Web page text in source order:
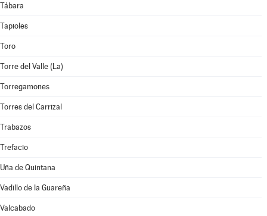
Tábara
Tapioles
Toro
Torre del Valle (La)
Torregamones
Torres del Carrizal
Trabazos
Trefacio
Uña de Quintana
Vadillo de la Guareña
Valcabado